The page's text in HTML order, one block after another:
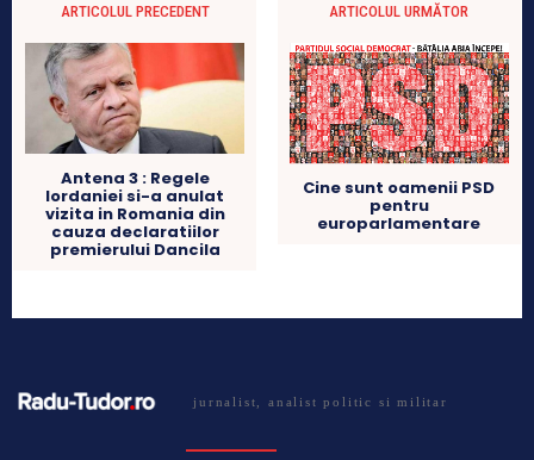
ARTICOLUL PRECEDENT
Antena 3 : Regele
Iordaniei si-a anulat
vizita in Romania din
cauza declaratiilor
premierului Dancila
ARTICOLUL URMĂTOR
Cine sunt oamenii PSD
pentru
europarlamentare
jurnalist, analist politic si militar